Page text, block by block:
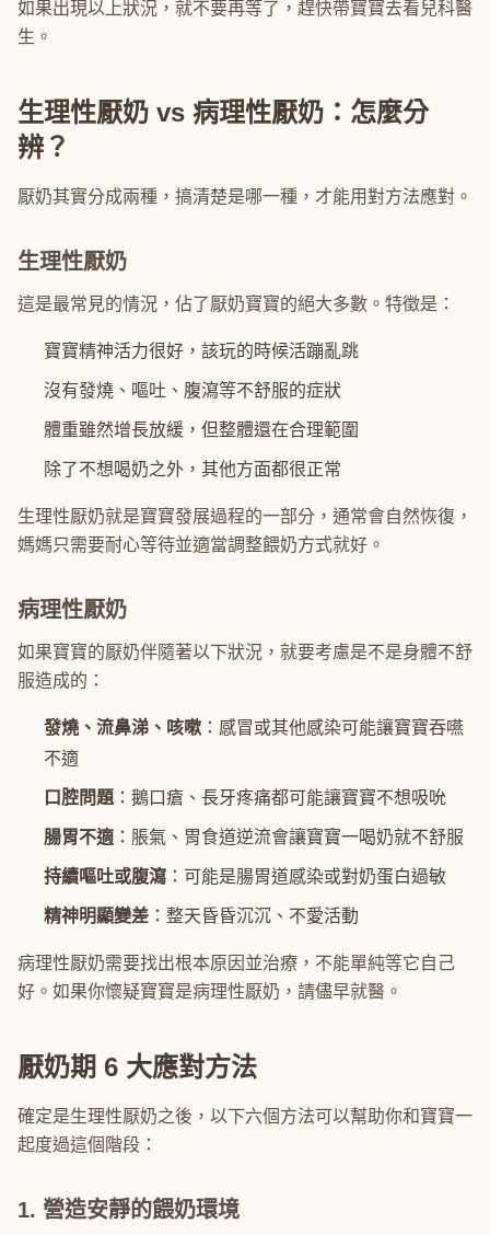
如果出現以上狀況，就不要再等了，趕快帶寶寶去看兒科醫
生。
生理性厭奶 vs 病理性厭奶：怎麼分
辨？
厭奶其實分成兩種，搞清楚是哪一種，才能用對方法應對。
生理性厭奶
這是最常見的情況，佔了厭奶寶寶的絕大多數。特徵是：
寶寶精神活力很好，該玩的時候活蹦亂跳
沒有發燒、嘔吐、腹瀉等不舒服的症狀
體重雖然增長放緩，但整體還在合理範圍
除了不想喝奶之外，其他方面都很正常
生理性厭奶就是寶寶發展過程的一部分，通常會自然恢復，
媽媽只需要耐心等待並適當調整餵奶方式就好。
病理性厭奶
如果寶寶的厭奶伴隨著以下狀況，就要考慮是不是身體不舒
服造成的：
發燒、流鼻涕、咳嗽 ：感冒或其他感染可能讓寶寶吞嚥
不適
口腔問題 ：鵝口瘡、長牙疼痛都可能讓寶寶不想吸吮
腸胃不適 ：脹氣、胃食道逆流會讓寶寶一喝奶就不舒服
持續嘔吐或腹瀉 ：可能是腸胃道感染或對奶蛋白過敏
精神明顯變差 ：整天昏昏沉沉、不愛活動
病理性厭奶需要找出根本原因並治療，不能單純等它自己
好。如果你懷疑寶寶是病理性厭奶，請儘早就醫。
厭奶期 6 大應對方法
確定是生理性厭奶之後，以下六個方法可以幫助你和寶寶一
起度過這個階段：
1. 營造安靜的餵奶環境